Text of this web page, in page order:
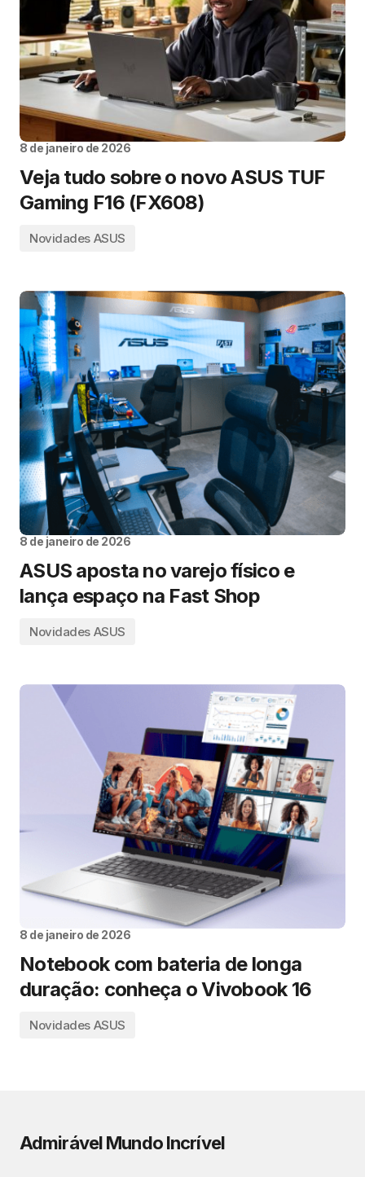
8 de janeiro de 2026
Veja tudo sobre o novo ASUS TUF
Gaming F16 (FX608)
Novidades ASUS
8 de janeiro de 2026
ASUS aposta no varejo físico e
lança espaço na Fast Shop
Novidades ASUS
8 de janeiro de 2026
Notebook com bateria de longa
duração: conheça o Vivobook 16
Novidades ASUS
Admirável Mundo Incrível